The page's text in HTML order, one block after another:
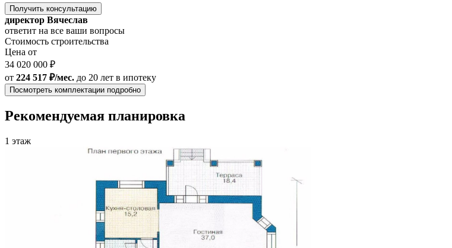
Получить консультацию
директор Вячеслав
ответит на все ваши вопросы
Стоимость строительства
Цена от
34 020 000 ₽
от 224 517 ₽/мес. до 20 лет в ипотеку
Посмотреть комплектации подробно
Рекомендуемая планировка
1 этаж